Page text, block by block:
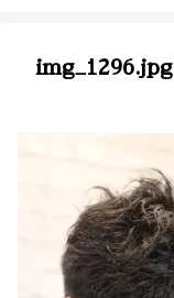
img_1296.jpg